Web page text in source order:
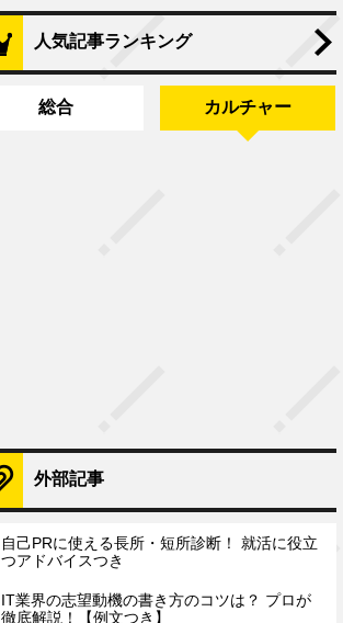
人気記事ランキング
総合 カルチャー
外部記事
自己PRに使える長所・短所診断！ 就活に役立
つアドバイスつき
IT業界の志望動機の書き方のコツは？ プロが
徹底解説！【例文つき】